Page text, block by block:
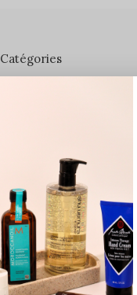
Catégories
Soins du visage
Maquillage
Bain et Corps
Bijoux